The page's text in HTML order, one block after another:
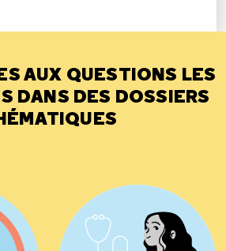
AUX QUESTIONS LES
DANS DES DOSSIERS